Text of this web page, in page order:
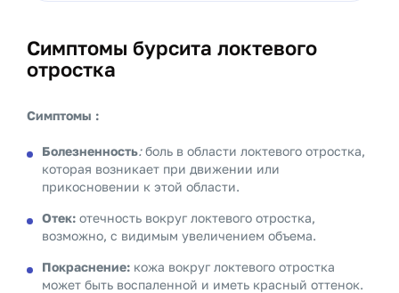
Симптомы бурсита локтевого
отростка
Симптомы :
Болезненность:боль в области локтевого отростка,
которая возникает при движении или
прикосновении к этой области.
Отек: отечность вокруг локтевого отростка,
возможно, с видимым увеличением объема.
Покраснение: кожа вокруг локтевого отростка
может быть воспаленной и иметь красный оттенок.